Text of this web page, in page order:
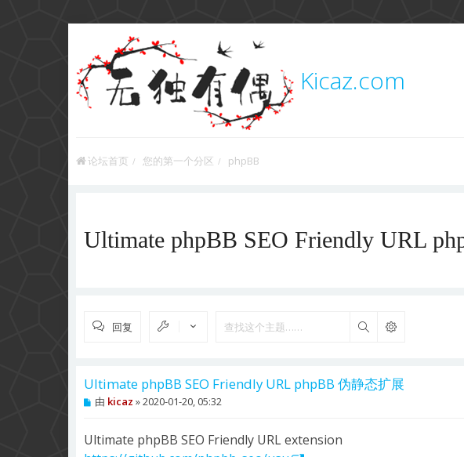
Kicaz.com
论坛首页 您的第一个分区 phpBB
Ultimate phpBB SEO Friendly URL
回复 搜索
Ultimate phpBB SEO Friendly URL phpBB 伪静态扩展
帖
由 kicaz »2020-01-20, 05:32
Ultimate phpBB SEO Friendly URL extension